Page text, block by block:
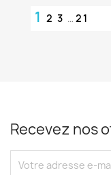
1 2 3 … 21
Recevez nos